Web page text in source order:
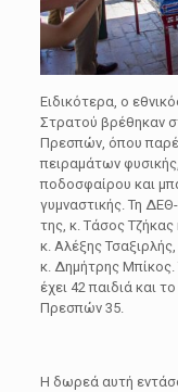
Ειδικότερα, ο
Στρατού βρέθηκαν
Πρεσπών, όπου
πειραμάτων
ποδοσφαίρου και
γυμναστικής. Τη
της, κ. Τάσος Τζήκας
κ. Αλέξης
κ. Δημήτρης Μπίκος.
έχει 42 παιδιά και
Πρεσπών 35.
Η δωρεά αυτή